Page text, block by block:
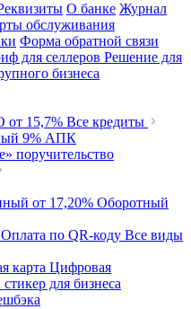
О банке Журнал
обслуживания
Форма обратной связи
для селлеров Решение для
бизнеса
от 15,7% Все кредиты
9% АПК
поручительство
от 17,20% Оборотный
Оплата по QR-коду Все виды
карта Цифровая
для бизнеса